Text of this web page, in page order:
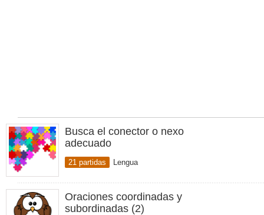
Busca el conector o nexo
adecuado
21 partidas Lengua
Oraciones coordinadas y
subordinadas (2)